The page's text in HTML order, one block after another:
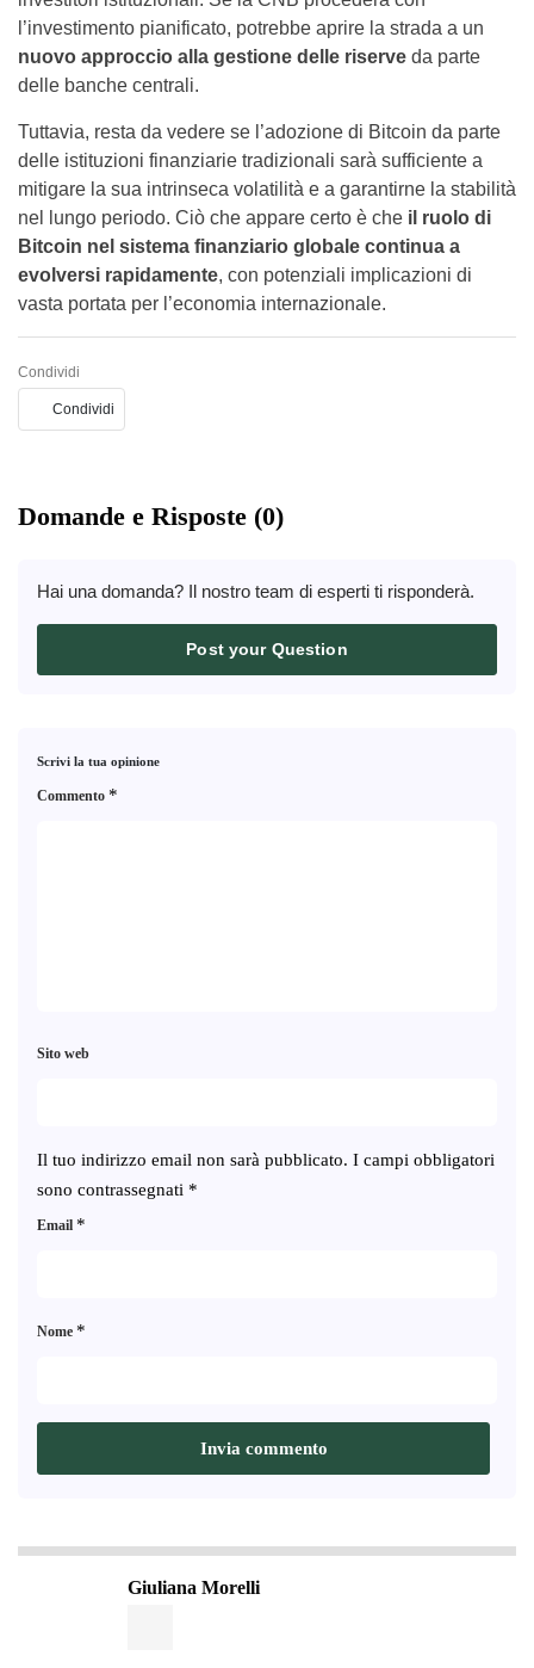
l’investimento pianificato, potrebbe aprire la strada a un
nuovo approccio alla gestione delle riserve da parte
delle banche centrali.
Tuttavia, resta da vedere se l’adozione di Bitcoin da parte
delle istituzioni finanziarie tradizionali sarà sufficiente a
mitigare la sua intrinseca volatilità e a garantirne la stabilità
nel lungo periodo. Ciò che appare certo è che il ruolo di
Bitcoin nel sistema finanziario globale continua a
evolversi rapidamente, con potenziali implicazioni di
vasta portata per l’economia internazionale.
Condividi
Condividi
Domande e Risposte (0)
Hai una domanda? Il nostro team di esperti ti risponderà.
Post your Question
Scrivi la tua opinione
Il tuo indirizzo email non sarà pubblicato. I campi obbligatori
sono contrassegnati *
Commento *
Nome *
Email *
Sito web
Giuliana Morelli